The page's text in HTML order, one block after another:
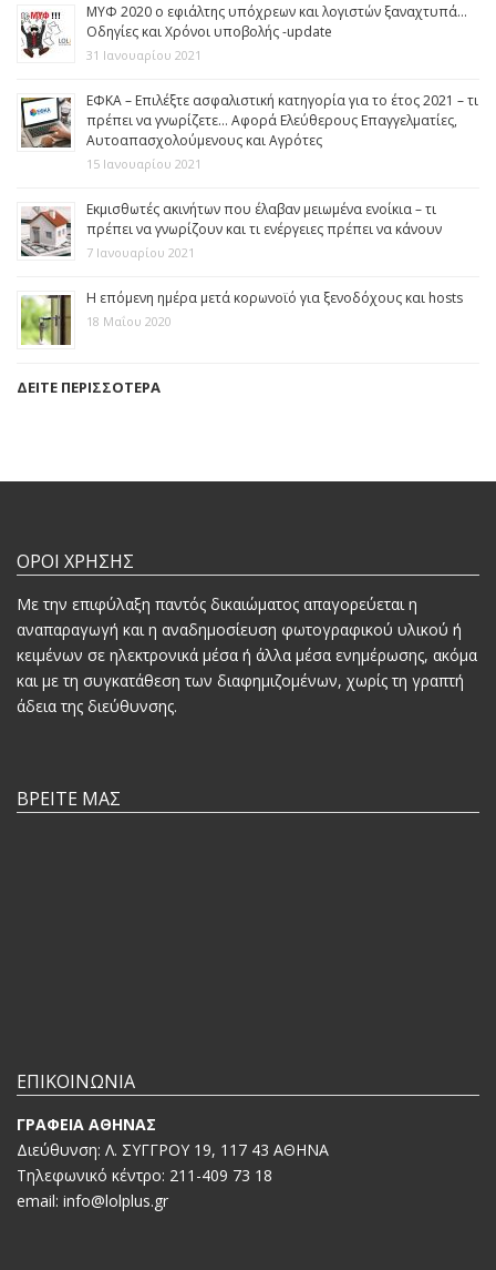
ΜΥΦ 2020 ο εφιάλτης υπόχρεων και λογιστών ξαναχτυπά…
Οδηγίες και Χρόνοι υποβολής -update
31 Ιανουαρίου 2021
ΕΦΚΑ – Επιλέξτε ασφαλιστική κατηγορία για το έτος 2021 – τι
πρέπει να γνωρίζετε… Αφορά Ελεύθερους Επαγγελματίες,
Αυτοαπασχολούμενους και Αγρότες
15 Ιανουαρίου 2021
Εκμισθωτές ακινήτων που έλαβαν μειωμένα ενοίκια – τι
πρέπει να γνωρίζουν και τι ενέργειες πρέπει να κάνουν
7 Ιανουαρίου 2021
Η επόμενη ημέρα μετά κορωνοϊό για ξενοδόχους και hosts
18 Μαΐου 2020
ΔΕΙΤΕ ΠΕΡΙΣΣΟΤΕΡΑ
ΟΡΟΙ ΧΡΗΣΗΣ
Mε την επιφύλαξη παντός δικαιώματος απαγορεύεται η
αναπαραγωγή και η αναδημοσίευση φωτογραφικού υλικού ή
κειμένων σε ηλεκτρονικά μέσα ή άλλα μέσα ενημέρωσης, ακόμα
και με τη συγκατάθεση των διαφημιζομένων, χωρίς τη γραπτή
άδεια της διεύθυνσης.
ΒΡΕΙΤΕ ΜΑΣ
ΕΠΙΚΟΙΝΩΝΙΑ
ΓΡΑΦΕΙΑ ΑΘΗΝΑΣ
Διεύθυνση: Λ. ΣΥΓΓΡΟΥ 19, 117 43 ΑΘΗΝΑ
Τηλεφωνικό κέντρο: 211-409 73 18
email: info@lolplus.gr